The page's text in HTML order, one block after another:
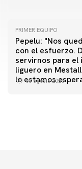
PRIMER EQUIPO
Pepelu: "Nos
con el esfuerzo.
servirnos para el
liguero en
lo estamos
08 agosto 2026
PRIMER EQUIPO
Las fotos del